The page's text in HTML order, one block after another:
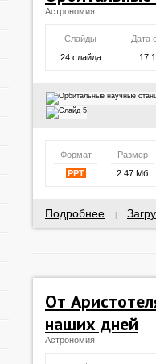
Астрономия
Слайды
Дата
24 слайда
Формат
Размер
PPT
2.47 Мб
Подробнее
От
наших дней
Астрономия